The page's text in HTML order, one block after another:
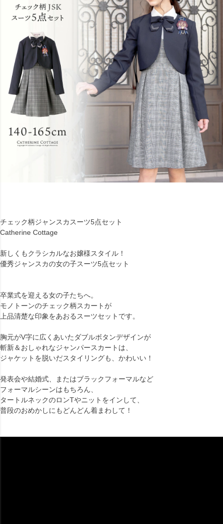
チェック柄ジャンスカスーツ5点セット
Catherine Cottage
新しくもクラシカルなお嬢様スタイル！
優秀ジャンスカの女の子スーツ5点セット
卒業式を迎える女の子たちへ。
モノトーンのチェック柄スカートが
上品清楚な印象をあおるスーツセットです。
胸元がV字に広くあいたダブルボタンデザインが
斬新＆おしゃれなジャンパースカートは、
ジャケットを脱いだスタイリングも、かわいい！
発表会や結婚式、またはブラックフォーマルなど
フォーマルシーンはもちろん、
タートルネックのロンTやニットをインして、
普段のおめかしにもどんどん着まわして！